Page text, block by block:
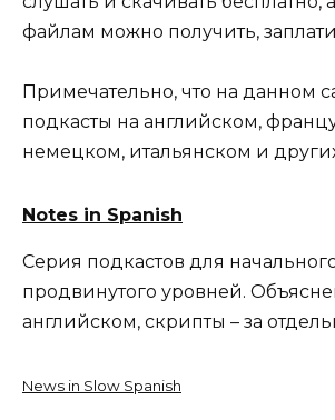
файлам можно получить,
Примечательно, что на данном
подкасты на английском,
немецком, итальянском и
Notes in Spanish
Серия подкастов для
продвинутого уровней.
английском, скрипты – за
News in Slow Spanish